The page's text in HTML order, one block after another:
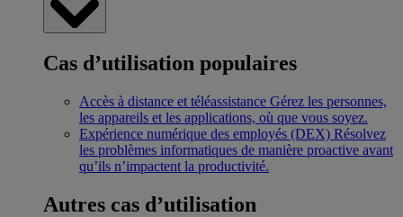
Cas d’utilisation populaires
Accès à distance et téléassistance Gérez les personnes,
les appareils et les applications, où que vous soyez.
Expérience numérique des employés (DEX) Résolvez
les problèmes informatiques de manière proactive avant
qu’ils n’impactent la productivité.
Autres cas d’utilisation